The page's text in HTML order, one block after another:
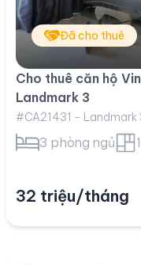
Đã cho thuê
Cho thuê căn hộ
Landmark 3
#CA21431 - Landmark
3 phòng ngủ
32 triệu/tháng